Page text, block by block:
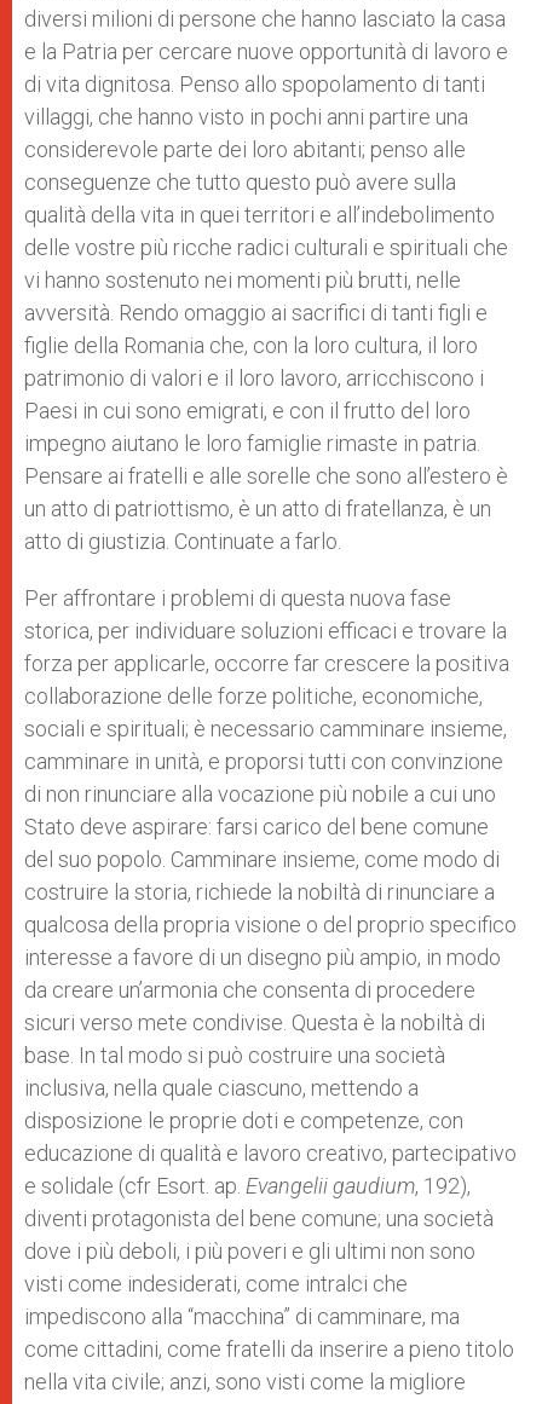
diversi milioni di persone che hanno lasciato la casa
e la Patria per cercare nuove opportunità di lavoro e
di vita dignitosa. Penso allo spopolamento di tanti
villaggi, che hanno visto in pochi anni partire una
considerevole parte dei loro abitanti; penso alle
conseguenze che tutto questo può avere sulla
qualità della vita in quei territori e all’indebolimento
delle vostre più ricche radici culturali e spirituali che
vi hanno sostenuto nei momenti più brutti, nelle
avversità. Rendo omaggio ai sacrifici di tanti figli e
figlie della Romania che, con la loro cultura, il loro
patrimonio di valori e il loro lavoro, arricchiscono i
Paesi in cui sono emigrati, e con il frutto del loro
impegno aiutano le loro famiglie rimaste in patria.
Pensare ai fratelli e alle sorelle che sono all’estero è
un atto di patriottismo, è un atto di fratellanza, è un
atto di giustizia. Continuate a farlo.
Per affrontare i problemi di questa nuova fase
storica, per individuare soluzioni efficaci e trovare la
forza per applicarle, occorre far crescere la positiva
collaborazione delle forze politiche, economiche,
sociali e spirituali; è necessario camminare insieme,
camminare in unità, e proporsi tutti con convinzione
di non rinunciare alla vocazione più nobile a cui uno
Stato deve aspirare: farsi carico del bene comune
del suo popolo. Camminare insieme, come modo di
costruire la storia, richiede la nobiltà di rinunciare a
qualcosa della propria visione o del proprio specifico
interesse a favore di un disegno più ampio, in modo
da creare un’armonia che consenta di procedere
sicuri verso mete condivise. Questa è la nobiltà di
base. In tal modo si può costruire una società
inclusiva, nella quale ciascuno, mettendo a
disposizione le proprie doti e competenze, con
educazione di qualità e lavoro creativo, partecipativo
e solidale (cfr Esort. ap. Evangelii gaudium, 192),
diventi protagonista del bene comune; una società
dove i più deboli, i più poveri e gli ultimi non sono
visti come indesiderati, come intralci che
impediscono alla “macchina” di camminare, ma
come cittadini, come fratelli da inserire a pieno titolo
nella vita civile; anzi, sono visti come la migliore